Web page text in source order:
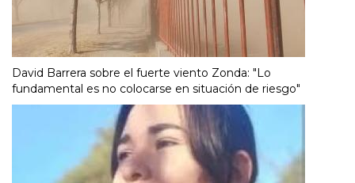
David Barrera sobre el fuerte viento Zonda: "Lo
fundamental es no colocarse en situación de riesgo"